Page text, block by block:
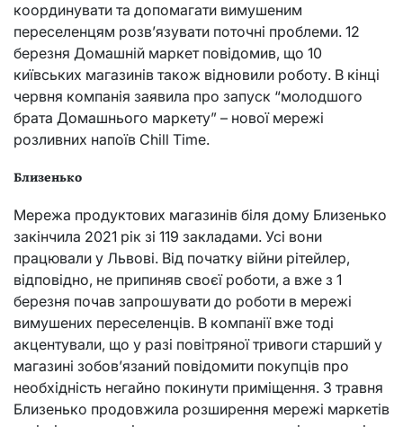
координувати та допомагати вимушеним
переселенцям розв’язувати поточні проблеми. 12
березня Домашній маркет повідомив, що 10
київських магазинів також відновили роботу. В кінці
червня компанія заявила про запуск “молодшого
брата Домашнього маркету” – нової мережі
розливних напоїв Chill Time.
Близенько
Мережа продуктових магазинів біля дому Близенько
закінчила 2021 рік зі 119 закладами. Усі вони
працювали у Львові. Від початку війни рітейлер,
відповідно, не припиняв своєї роботи, а вже з 1
березня почав запрошувати до роботи в мережі
вимушених переселенців. В компанії вже тоді
акцентували, що у разі повітряної тривоги старший у
магазині зобов’язаний повідомити покупців про
необхідність негайно покинути приміщення. З травня
Близенько продовжила розширення мережі маркетів